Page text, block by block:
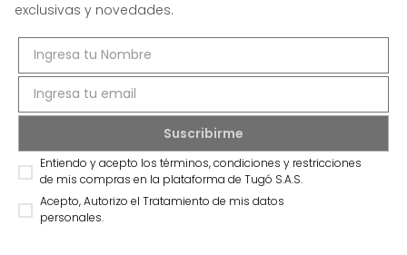
exclusivas y novedades.
Entiendo y acepto los términos, condiciones y restricciones
de mis compras en la plataforma de Tugó S.A.S.
Acepto, Autorizo el Tratamiento de mis datos
personales.